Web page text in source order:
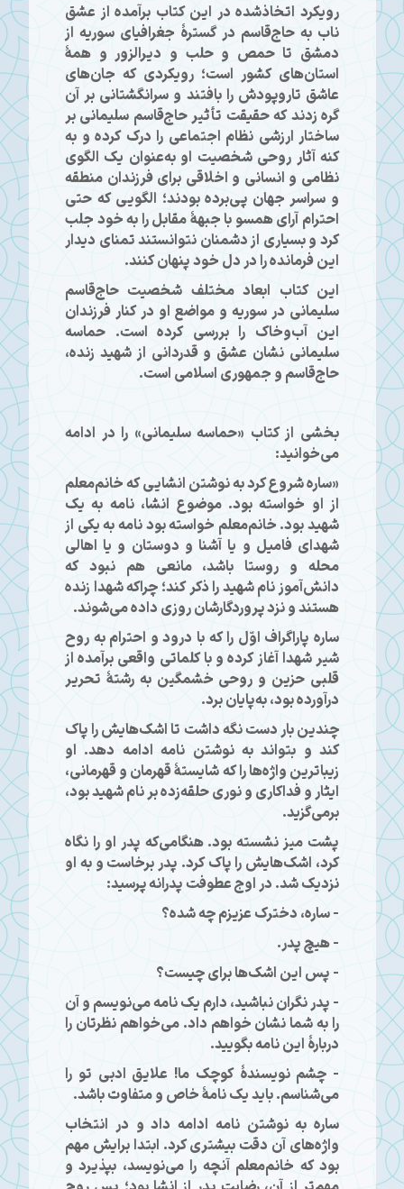
رویکرد اتخاذشده در این کتاب برآمده از عشق
ناب به حاج‌قاسم در گسترهٔ جغرافیای سوریه از
دمشق تا حمص و حلب و دیرالزور و همهٔ
استان‌های کشور است؛ رویکردی که جان‌های
عاشق تاروپودش را بافتند و سرانگشتانی بر آن
گره زدند که حقیقت تأثیر حاج‌قاسم سلیمانی بر
ساختار ارزشی نظام اجتماعی را درک کرده و به
کنه آثار روحی شخصیت او به‌عنوان یک الگوی
نظامی و انسانی و اخلاقی برای فرزندان منطقه
و سراسر جهان پی‌برده بودند؛ الگویی که حتی
احترام آرای همسو با جبههٔ مقابل را به خود جلب
کرد و بسیاری از دشمنان نتوانستند تمنای دیدار
این فرمانده را در دل خود پنهان کنند.
این کتاب ابعاد مختلف شخصیت حاج‌قاسم
سلیمانی در سوریه و مواضع او در کنار فرزندان
این آب‌وخاک را بررسی کرده است. حماسه
سلیمانی نشان عشق و قدردانی از شهید زنده،
حاج‌قاسم و جمهوری اسلامی است.
بخشی از کتاب «حماسه سلیمانی» را در ادامه
می‌خوانید:
«ساره شروع کرد به نوشتن انشایی که خانم‌معلم
از او خواسته بود. موضوع انشا، نامه به یک
شهید بود. خانم‌معلم خواسته بود نامه به یکی از
شهدای فامیل و یا آشنا و دوستان و یا اهالی
محله و روستا باشد، مانعی هم نبود که
دانش‌آموز نام شهید را ذکر کند؛ چراکه شهدا زنده
هستند و نزد پروردگارشان روزی داده می‌شوند.
ساره پاراگراف اوّل را که با درود و احترام به روح
شیر شهدا آغاز کرده و با کلماتی واقعی برآمده از
قلبی حزین و روحی خشمگین به رشتهٔ تحریر
درآورده بود، به‌پایان برد.
چندین بار دست نگه داشت تا اشک‌هایش را پاک
کند و بتواند به نوشتن نامه ادامه دهد. او
زیباترین واژه‌ها را که شایستهٔ قهرمان و قهرمانی،
ایثار و فداکاری و نوری حلقه‌زده بر نام شهید بود،
برمی‌گزید.
پشت میز نشسته بود. هنگامی‌که پدر او را نگاه
کرد، اشک‌هایش را پاک کرد. پدر برخاست و به او
نزدیک شد. در اوج عطوفت پدرانه پرسید:
- ساره، دخترک عزیزم چه شده؟
- هیچ پدر.
- پس این اشک‌ها برای چیست؟
- پدر نگران نباشید، دارم یک نامه می‌نویسم و آن
را به شما نشان خواهم داد. می‌خواهم نظرتان را
دربارهٔ این نامه بگویید.
- چشم نویسندهٔ کوچک ما! علایق ادبی تو را
می‌شناسم. باید یک نامهٔ خاص و متفاوت باشد.
ساره به نوشتن نامه ادامه داد و در انتخاب
واژه‌های آن دقت بیشتری کرد. ابتدا برایش مهم
بود که خانم‌معلم آنچه را می‌نویسد، بپذیرد و